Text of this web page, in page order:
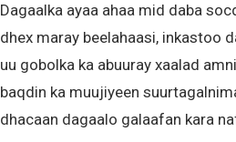
Dagaalka ayaa ahaa mid daba
dhex maray beelahaasi, inkastoo
uu gobolka ka abuuray xaalad
baqdin ka muujiyeen
dhacaan dagaalo galaafan kara